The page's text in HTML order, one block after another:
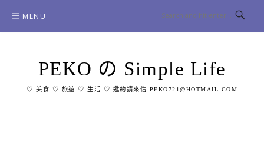
content
MENU
PEKO の Simple Life
♡ 美食 ♡ 旅遊 ♡ 生活 ♡ 邀約請來信 PEKO721@HOTMAIL.COM